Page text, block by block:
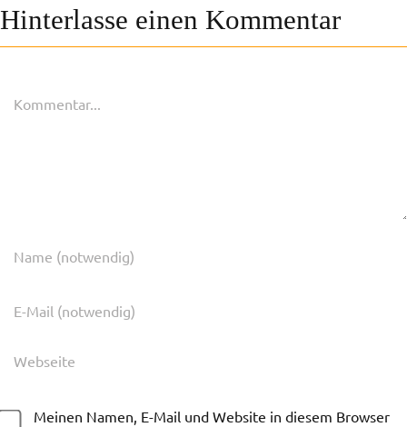
Hinterlasse einen Kommentar
Meinen Namen, E-Mail und Website in diesem Browser